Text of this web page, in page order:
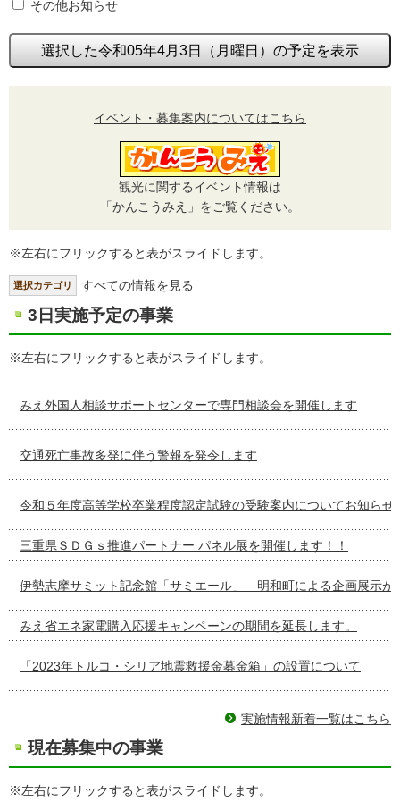
その他お知らせ
選択した令和05年4月3日（月曜日）の予定を表示
イベント・募集案内についてはこちら
観光に関するイベント情報は
「かんこうみえ」をご覧ください。
※左右にフリックすると表がスライドします。
選択カテゴリ すべての情報を見る
3日実施予定の事業
※左右にフリックすると表がスライドします。
みえ外国人相談サポートセンターで専門相談会を開催します
交通死亡事故多発に伴う警報を発令します
令和５年度高等学校卒業程度認定試験の受験案内についてお知らせ
三重県ＳＤＧｓ推進パートナー パネル展を開催します！！
伊勢志摩サミット記念館「サミエール」 明和町による企画展示が
みえ省エネ家電購入応援キャンペーンの期間を延長します。
「2023年トルコ・シリア地震救援金募金箱」の設置について
実施情報新着一覧はこちら
現在募集中の事業
※左右にフリックすると表がスライドします。